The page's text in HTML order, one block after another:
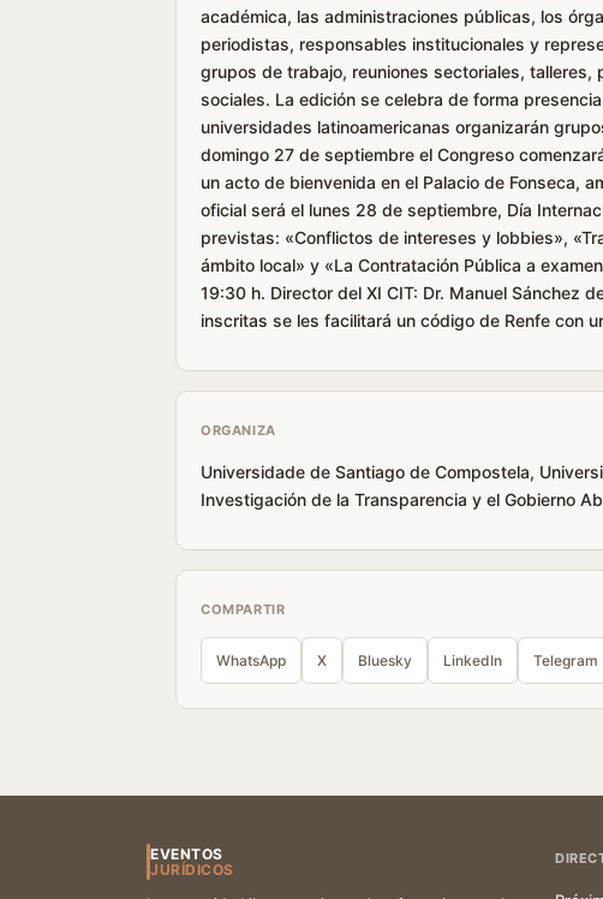
académica, las administraciones públicas, los
periodistas, responsables institucionales y
grupos de trabajo, reuniones sectoriales,
sociales. La edición se celebra de forma
universidades latinoamericanas organizarán
domingo 27 de septiembre el Congreso
un acto de bienvenida en el Palacio de Fonseca,
oficial será el lunes 28 de septiembre, Día
previstas: «Conflictos de intereses y lobbies»,
ámbito local» y «La Contratación Pública a
19:30 h. Director del XI CIT: Dr. Manuel Sánchez
inscritas se les facilitará un código de Renfe con
ORGANIZA
Universidade de Santiago de Compostela,
Investigación de la Transparencia y el Gobierno
COMPARTIR
WhatsApp X Bluesky LinkedIn Telegram
EVENTOS
JURÍDICOS